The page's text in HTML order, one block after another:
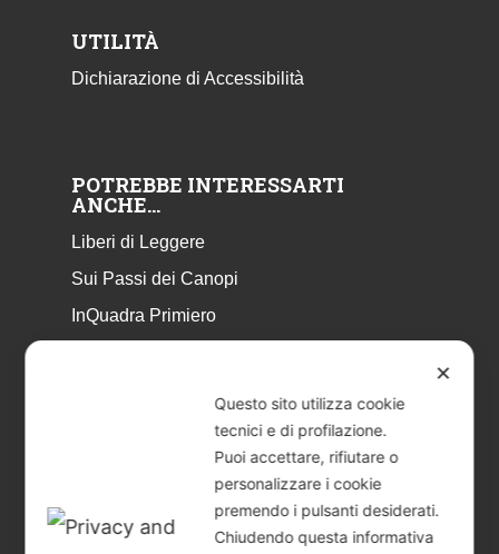
UTILITÀ
Dichiarazione di Accessibilità
POTREBBE INTERESSARTI
ANCHE…
Liberi di Leggere
Sui Passi dei Canopi
InQuadra Primiero
Libretto Eventi – estate 2026
✕
Questo sito utilizza cookie
tecnici e di profilazione.
Puoi accettare, rifiutare o
personalizzare i cookie
premendo i pulsanti desiderati.
Chiudendo questa informativa